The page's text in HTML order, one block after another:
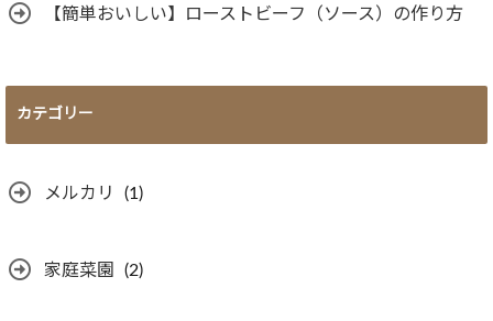
【簡単おいしい】ローストビーフ（ソース）の作り方
カテゴリー
メルカリ (1)
家庭菜園 (2)